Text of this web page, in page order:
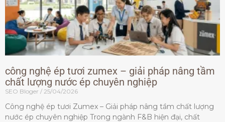
công nghệ ép tươi zumex – giải pháp nâng tầm
chất lượng nước ép chuyên nghiệp
SEO Bloger 25/04/2026
Công nghệ ép tươi Zumex – Giải pháp nâng tầm chất lượng
nước ép chuyên nghiệp Trong ngành F&B hiện đại, chất